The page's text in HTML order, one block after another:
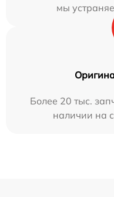
мы
Более 20 тыс.
наличии на